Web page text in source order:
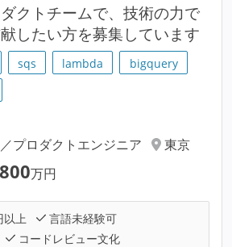
クトチームで、技術の力で
したい方を募集しています
sqs lambda
bigquery
プロダクトエンジニア
東京
800万円
上
言語未経験可
コードレビュー文化